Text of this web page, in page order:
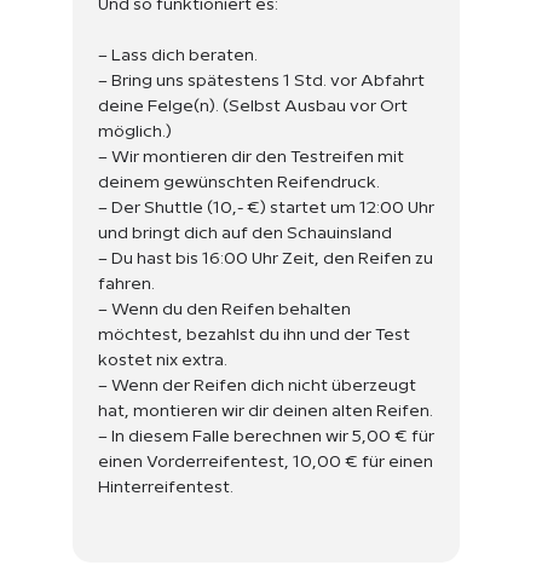
Und so funktioniert es:
– Lass dich beraten.
– Bring uns spätestens 1 Std. vor Abfahrt
deine Felge(n). (Selbst Ausbau vor Ort
möglich.)
– Wir montieren dir den Testreifen mit
deinem gewünschten Reifendruck.
– Der Shuttle (10,- €) startet um 12:00 Uhr
und bringt dich auf den Schauinsland
– Du hast bis 16:00 Uhr Zeit, den Reifen zu
fahren.
– Wenn du den Reifen behalten
möchtest, bezahlst du ihn und der Test
kostet nix extra.
– Wenn der Reifen dich nicht überzeugt
hat, montieren wir dir deinen alten Reifen.
– In diesem Falle berechnen wir 5,00 € für
einen Vorderreifentest, 10,00 € für einen
Hinterreifentest.